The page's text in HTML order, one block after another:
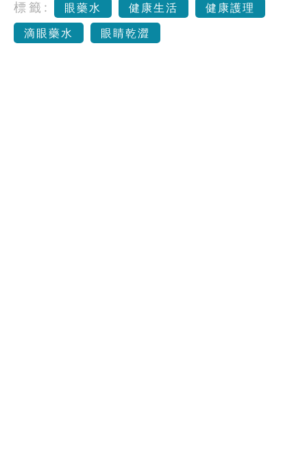
標籤: 眼藥水 健康生活
健康護理
滴眼藥水
眼睛乾澀